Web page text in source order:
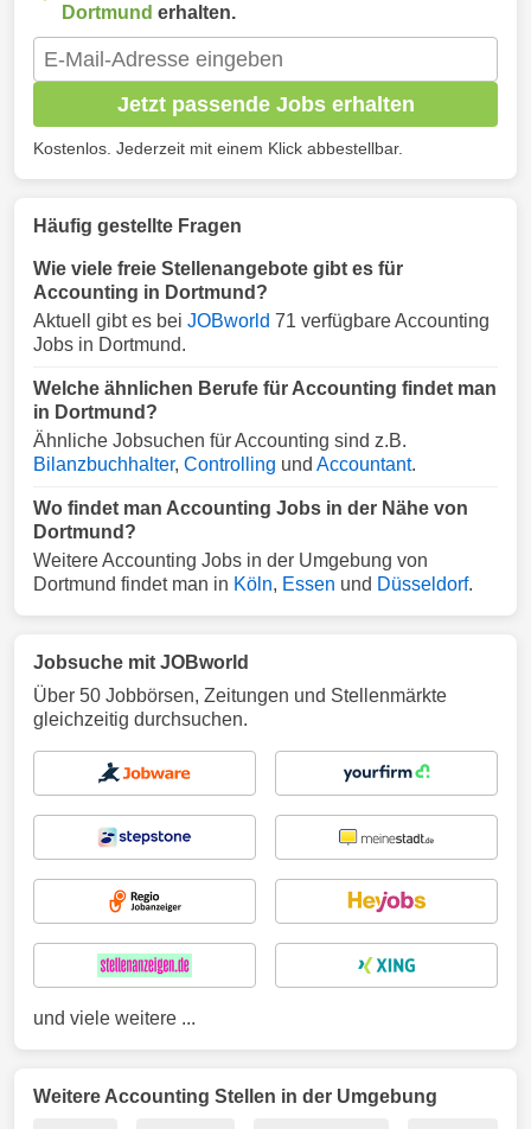
Dortmund erhalten.
Jetzt passende Jobs erhalten
Kostenlos. Jederzeit mit einem Klick abbestellbar.
Häufig gestellte Fragen
Wie viele freie Stellenangebote gibt es für
Accounting in Dortmund?
Aktuell gibt es bei JOBworld 71 verfügbare Accounting
Jobs in Dortmund.
Welche ähnlichen Berufe für Accounting findet man
in Dortmund?
Ähnliche Jobsuchen für Accounting sind z.B.
Bilanzbuchhalter, Controlling und Accountant.
Wo findet man Accounting Jobs in der Nähe von
Dortmund?
Weitere Accounting Jobs in der Umgebung von
Dortmund findet man in Köln, Essen und Düsseldorf.
Jobsuche mit JOBworld
Über 50 Jobbörsen, Zeitungen und Stellenmärkte
gleichzeitig durchsuchen.
und viele weitere ...
Weitere Accounting Stellen in der Umgebung